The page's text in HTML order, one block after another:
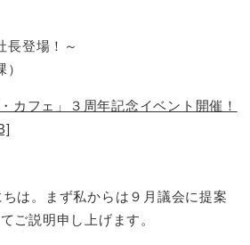
鳥取社長登場！～
カフェ」３周年記念イベント開催！
は。まず私からは９月議会に提案
ご説明申し上げます。